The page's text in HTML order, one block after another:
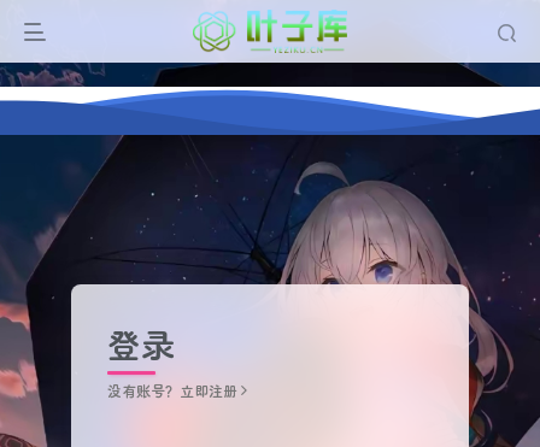
登录
没有账号？立即注册
: Undefined array key 0 in
/www/wwwroot/ios.yeziku.cn/wp-
content/plugins/zibll_Add_ons/core/free/functions/
on line